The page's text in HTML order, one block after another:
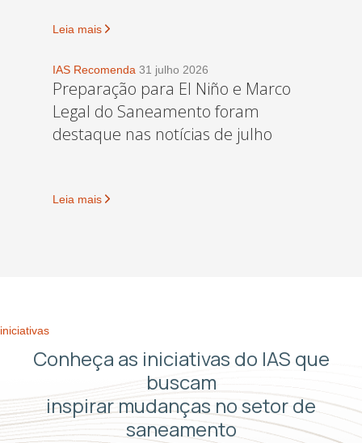
Leia mais
IAS Recomenda 31 julho 2026
Preparação para El Niño e Marco
Legal do Saneamento foram
destaque nas notícias de julho
Leia mais
iniciativas
Conheça as iniciativas do IAS que
buscam
inspirar mudanças no setor de
saneamento